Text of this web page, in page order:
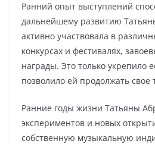
Ранний опыт выступлений
дальнейшему развитию
активно участвовала в
конкурсах и фестивалях,
награды. Это только укрепило
позволило ей продолжать свое
Ранние годы жизни Татьяны
экспериментов и новых
собственную музыкальную